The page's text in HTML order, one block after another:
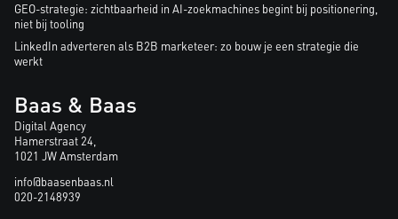
GEO-strategie: zichtbaarheid in AI-zoekmachines begint bij positionering,
niet bij tooling
LinkedIn adverteren als B2B marketeer: zo bouw je een strategie die
werkt
Baas & Baas
Digital Agency
Hamerstraat 24,
1021 JW Amsterdam
info@baasenbaas.nl
020-2148939